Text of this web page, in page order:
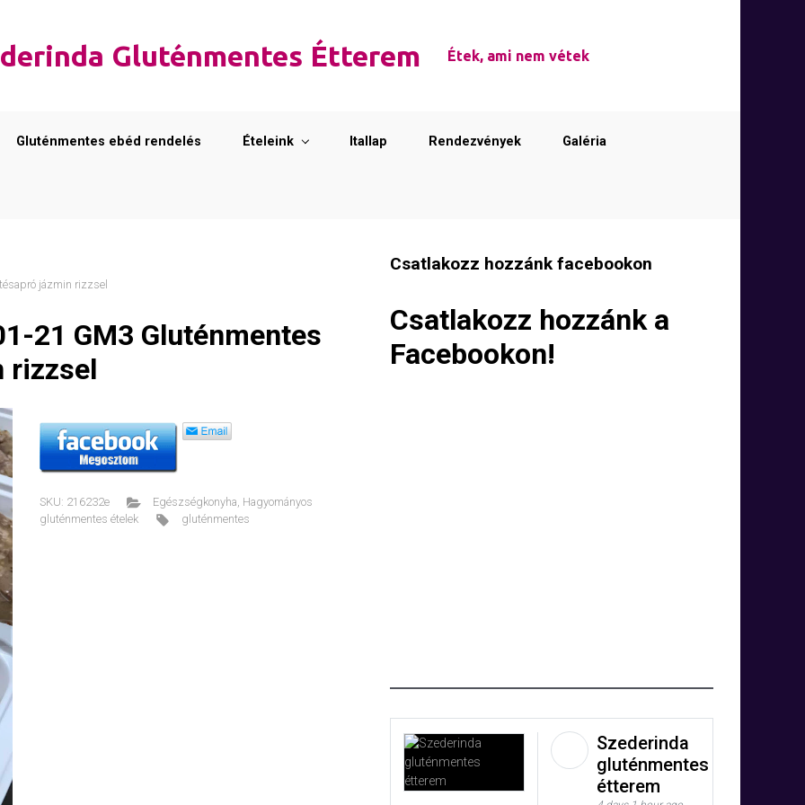
Gluténmentes Étterem Étek, ami nem vétek
Gluténmentes ebéd rendelés Ételeink Itallap Rendezvények Galéria
jázmin rizzsel
21 GM3 Gluténmentes
rizzsel
SKU: 216232e Egészségkonyha, Hagyományos
gluténmentes ételek
gluténmentes
Csatlakozz hozzánk facebookon
Csatlakozz hozzánk a
Facebookon!
Szederinda
gluténmentes
étterem